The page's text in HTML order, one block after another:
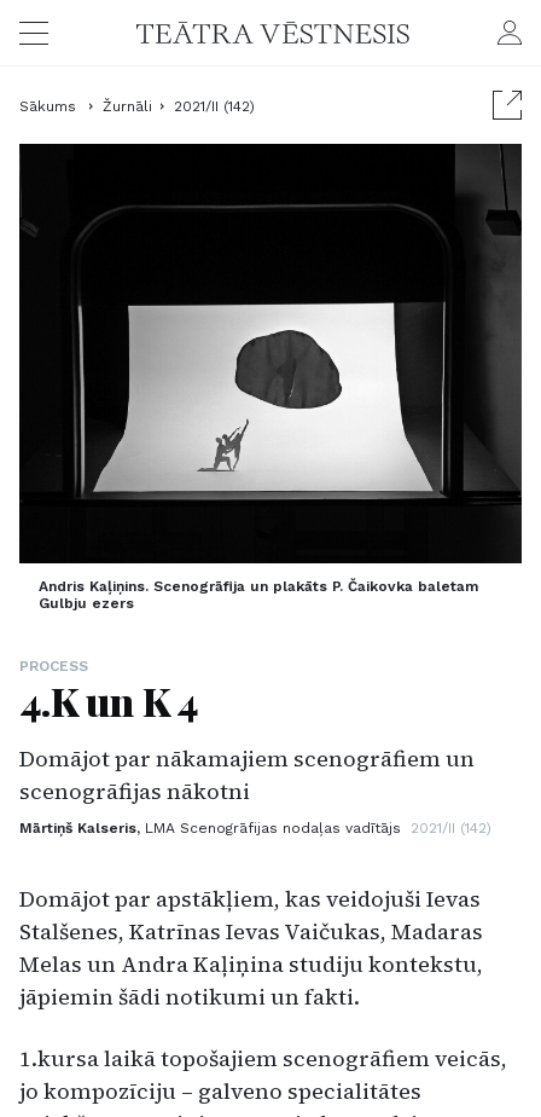
Sākums Žurnāli 2021/II (142)
Andris Kaļiņins. Scenogrāfija un plakāts P. Čaikovka baletam
Gulbju ezers
PROCESS
4.K un K 4
Domājot par nākamajiem scenogrāfiem un
scenogrāfijas nākotni
Mārtiņš Kalseris, LMA Scenogrāfijas nodaļas vadītājs 2021/II (142)
Domājot par apstākļiem, kas veidojuši Ievas
Stalšenes, Katrīnas Ievas Vaičukas, Madaras
Melas un Andra Kaļiņina studiju kontekstu,
jāpiemin šādi notikumi un fakti.
1.kursa laikā topošajiem scenogrāfiem veicās,
jo kompozīciju – galveno specialitātes